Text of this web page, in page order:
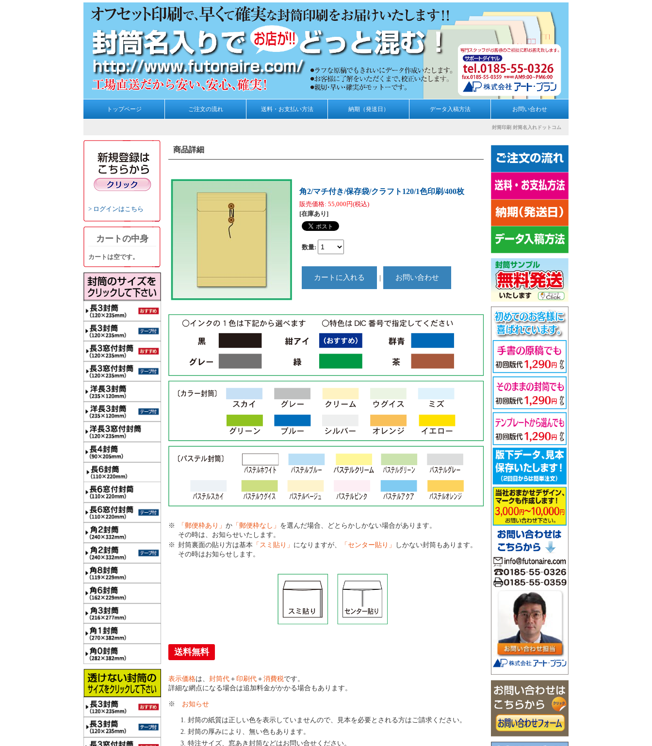
トップページ ご注文の流れ 送料・お支払い方法 納期（発送日） データ入稿方法 お問い合わせ
封筒印刷 封筒名入れドットコム
ログインはこちら
カートの中身
カートは空です。
商品詳細
角2/マチ付き/保存袋/クラフト120/1色印刷/400枚
販売価格: 55,000円(税込)
[在庫あり]
数量:
｜
「郵便枠あり」 か 「郵便枠なし」 を選んだ場合、どとらかしかない場合があります。
その時は、お知らせいたします。
封筒裏面の貼り方は基本 「スミ貼り」 になりますが、 「センター貼り」
しかない封筒もあります。
その時はお知らせします。
送料無料
表示価格は、 封筒代 ＋ 印刷代 ＋ 消費税です。
詳細な網点になる場合は追加料金がかかる場合もあります。
※ お知らせ
封筒の紙質は正しい色を表示していませんので、見本を必要とされる方はご請求ください。
封筒の厚みにより、無い色もあります。
特注サイズ、窓あき封筒などはお問い合せください。